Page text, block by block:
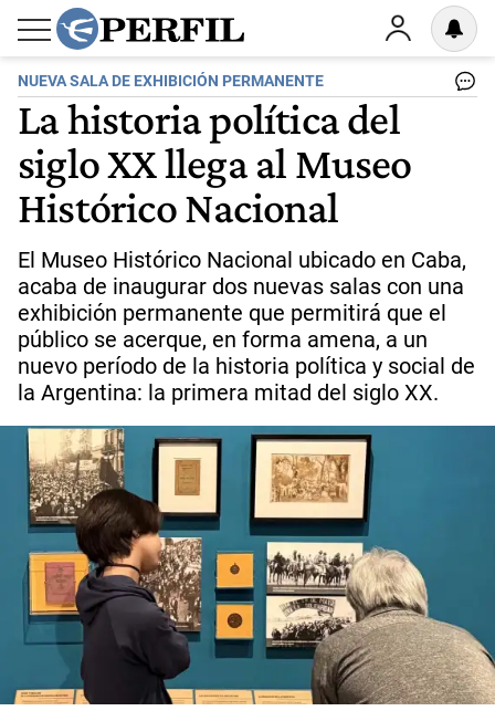
NUEVA SALA DE EXHIBICIÓN PERMANENTE
La historia política del
siglo XX llega al Museo
Histórico Nacional
El Museo Histórico Nacional ubicado en Caba,
acaba de inaugurar dos nuevas salas con una
exhibición permanente que permitirá que el
público se acerque, en forma amena, a un
nuevo período de la historia política y social de
la Argentina: la primera mitad del siglo XX.